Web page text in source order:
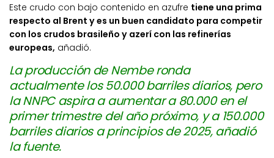
Este crudo con bajo contenido en azufre tiene una prima
respecto al Brent y es un buen candidato para competir
con los crudos brasileño y azerí con las refinerías
europeas, añadió.
La producción de Nembe ronda
actualmente los 50.000 barriles diarios, pero
la NNPC aspira a aumentar a 80.000 en el
primer trimestre del año próximo, y a 150.000
barriles diarios a principios de 2025, añadió
la fuente.